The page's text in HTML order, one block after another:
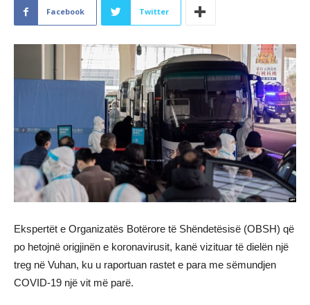
Facebook Twitter
Ekspertët e Organizatës Botërore të Shëndetësisë (OBSH) që
po hetojnë origjinën e koronavirusit, kanë vizituar të dielën një
treg në Vuhan, ku u raportuan rastet e para me sëmundjen
COVID-19 një vit më parë.